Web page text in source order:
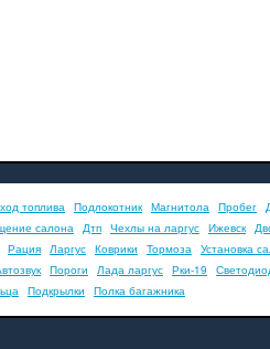
топлива Подлокотник Магнитола Пробег
салона Дтп Чехлы на ларгус Ижевск
Рация Ларгус Коврики Тормоза Установка
Пороги Лада ларгус Рки-19
Подкрылки Полка багажника